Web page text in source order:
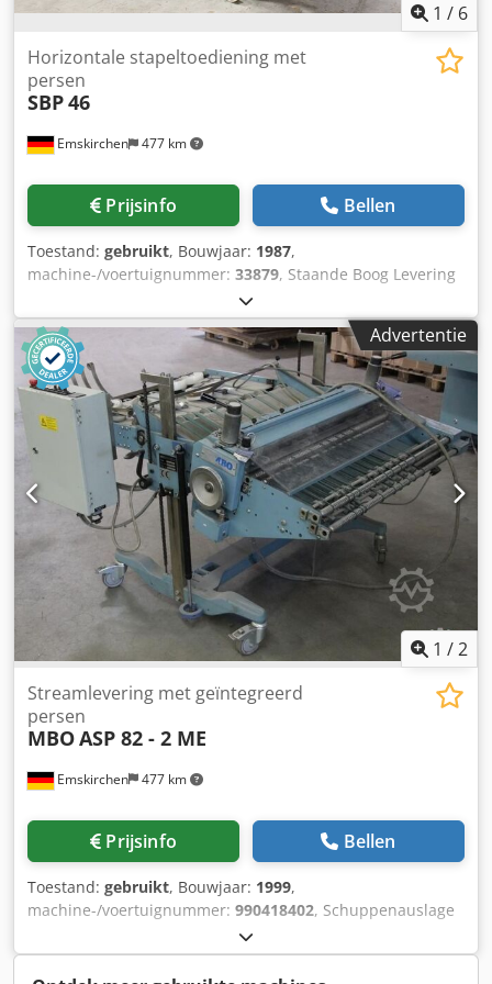
1 / 6
Emskirchen 477 km
Horizontale stapeltoediening met
persen
SBP46
Prijsinfo Bellen
Toestand: gebruikt, Bouwjaar: 1987,
machine-/voertuignummer: 33879, Staande Boog Levering
- Horizontale Stapel Levering met Persstaal SBP 46Jaar
1987 - Serie-Nr. 33879/87-134584 Codpfxsh Aygfo Ankorf
Online-Video-Inspectie via Skype-Video We zijn erg blij met
uw bezoek - meer machines op voorraad Onmiddellijk
beschikbaar - Kan geïnspecteerd worden Op voorraad
Emskirchen / Neurenberg - Kan getest worden
Advertentie
1 /2
Emskirchen 477 km
Streamlevering met geïntegreerd
persen
MBOASP 82 - 2 ME
Prijsinfo Bellen
Toestand: gebruikt, Bouwjaar: 1999,
machine-/voertuignummer: 990418402, Schuppenauslage
mit integrierter Presse / Stroomlevering met geïntegreerd
persen MBO ASP 82 - 2 MEBaujahr / Jaar 1999 - Serienr.
990418402 Werkbreedte max. 820 mm Geschwindigkeit /